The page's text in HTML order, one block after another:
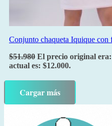
Conjunto chaqueta Iquique con
$51.980 El precio original era:
actual es: $12.000.
Cargar más